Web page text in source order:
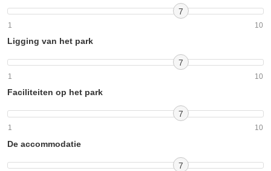
7
1 10
Ligging van het park
7
1 10
Faciliteiten op het park
7
1 10
De accommodatie
7